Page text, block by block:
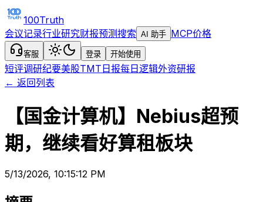
100Truth
会议记录行业研究财报预测搜索 AI 助手 MCP价格
客服 登录 开始使用
短评调研纪要美股TMT日报每日逻辑外资研报
← 返回列表
【国金计算机】Nebius超预
期，继续看好算租板块
5/13/2026, 10:15:12 PM